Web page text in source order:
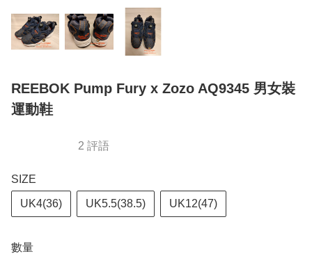
REEBOK Pump Fury x Zozo AQ9345 男女裝
運動鞋
2 評語
SIZE
UK4(36) UK5.5(38.5) UK12(47)
數量